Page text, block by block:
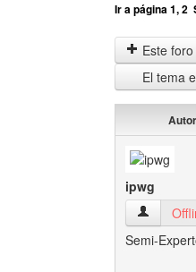
Ir a página1,2
Este
El tema
Autor
ipwg
ipwg Ver
Semi-